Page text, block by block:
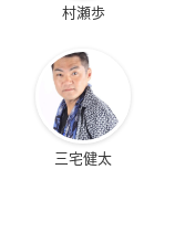
村瀬歩
三宅健太